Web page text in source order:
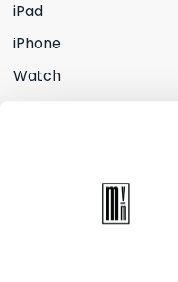
iPad
iPhone
Watch